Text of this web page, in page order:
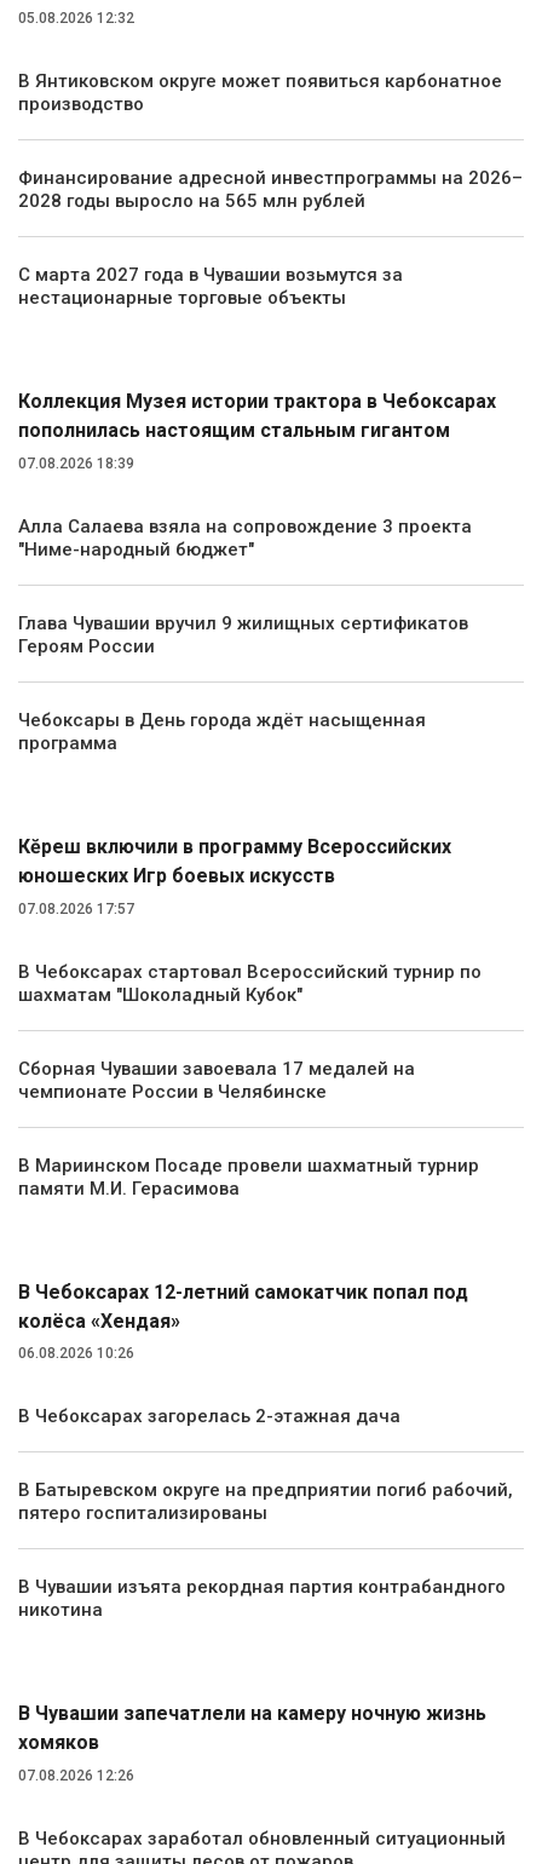
05.08.2026 12:32
В Янтиковском округе может появиться карбонатное
производство
Финансирование адресной инвестпрограммы на 2026–
2028 годы выросло на 565 млн рублей
С марта 2027 года в Чувашии возьмутся за
нестационарные торговые объекты
Коллекция Музея истории трактора в Чебоксарах
пополнилась настоящим стальным гигантом
07.08.2026 18:39
Алла Салаева взяла на сопровождение 3 проекта
"Ниме-народный бюджет"
Глава Чувашии вручил 9 жилищных сертификатов
Героям России
Чебоксары в День города ждёт насыщенная
программа
Кĕрешӳ включили в программу Всероссийских
юношеских Игр боевых искусств
07.08.2026 17:57
В Чебоксарах стартовал Всероссийский турнир по
шахматам "Шоколадный Кубок"
Сборная Чувашии завоевала 17 медалей на
чемпионате России в Челябинске
В Мариинском Посаде провели шахматный турнир
памяти М.И. Герасимова
В Чебоксарах 12-летний самокатчик попал под
колёса «Хендая»
06.08.2026 10:26
В Чебоксарах загорелась 2-этажная дача
В Батыревском округе на предприятии погиб рабочий,
пятеро госпитализированы
В Чувашии изъята рекордная партия контрабандного
никотина
В Чувашии запечатлели на камеру ночную жизнь
хомяков
07.08.2026 12:26
В Чебоксарах заработал обновленный ситуационный